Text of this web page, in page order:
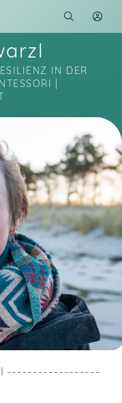
IN DER
|
here...
------------------